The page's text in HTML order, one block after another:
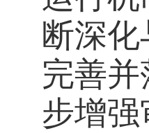
断深
完善
步增